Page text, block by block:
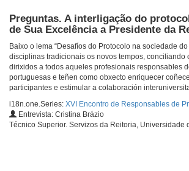
Preguntas. A interligação do
de Sua Excelência a Presidente da
Baixo o lema “Desafíos do Protocolo na sociedade
disciplinas tradicionais os novos tempos,
dirixidos a todos aqueles profesionais responsables
portuguesas e teñen como obxecto enriquecer
participantes e estimular a colaboración
i18n.one.Series: XVI Encontro de Responsables de
Entrevista: Cristina Brázio
Técnico Superior. Servizos da Reitoria, Universidade